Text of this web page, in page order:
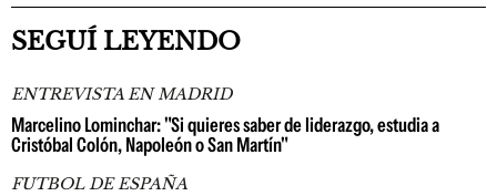
SEGUÍ LEYENDO
ENTREVISTA EN MADRID
Marcelino Lominchar: "Si quieres saber de liderazgo, estudia a
Cristóbal Colón, Napoleón o San Martín"
FUTBOL DE ESPAÑA